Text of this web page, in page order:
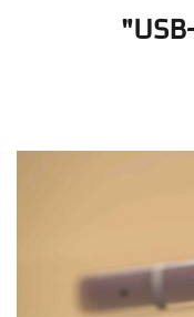
كيفية تنظيف منفذ "USB-C"